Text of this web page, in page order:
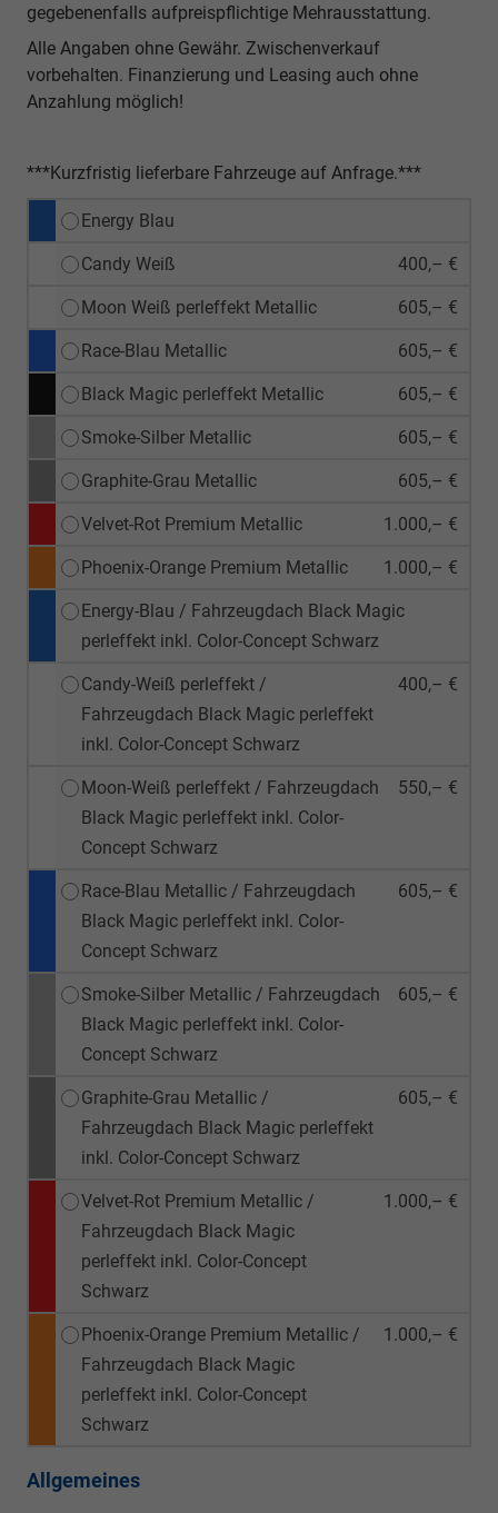
gegebenenfalls aufpreispflichtige Mehrausstattung.
Alle Angaben ohne Gewähr. Zwischenverkauf
vorbehalten. Finanzierung und Leasing auch ohne
Anzahlung möglich!
***Kurzfristig lieferbare Fahrzeuge auf Anfrage.***
Energy Blau
Candy Weiß 400,– €
Moon Weiß perleffekt Metallic 605,– €
Race-Blau Metallic 605,– €
Black Magic perleffekt Metallic 605,– €
Smoke-Silber Metallic 605,– €
Graphite-Grau Metallic 605,– €
Velvet-Rot Premium Metallic 1.000,– €
Phoenix-Orange Premium Metallic 1.000,– €
Energy-Blau / Fahrzeugdach Black Magic
perleffekt inkl. Color-Concept Schwarz
Candy-Weiß perleffekt /
Fahrzeugdach Black Magic perleffekt
inkl. Color-Concept Schwarz
400,– €
Moon-Weiß perleffekt / Fahrzeugdach
Black Magic perleffekt inkl. Color-
Concept Schwarz
550,– €
Race-Blau Metallic / Fahrzeugdach
Black Magic perleffekt inkl. Color-
Concept Schwarz
605,– €
Smoke-Silber Metallic / Fahrzeugdach
Black Magic perleffekt inkl. Color-
Concept Schwarz
605,– €
Graphite-Grau Metallic /
Fahrzeugdach Black Magic perleffekt
inkl. Color-Concept Schwarz
605,– €
Velvet-Rot Premium Metallic /
Fahrzeugdach Black Magic
perleffekt inkl. Color-Concept
Schwarz
1.000,– €
Phoenix-Orange Premium Metallic /
Fahrzeugdach Black Magic
perleffekt inkl. Color-Concept
Schwarz
1.000,– €
Allgemeines